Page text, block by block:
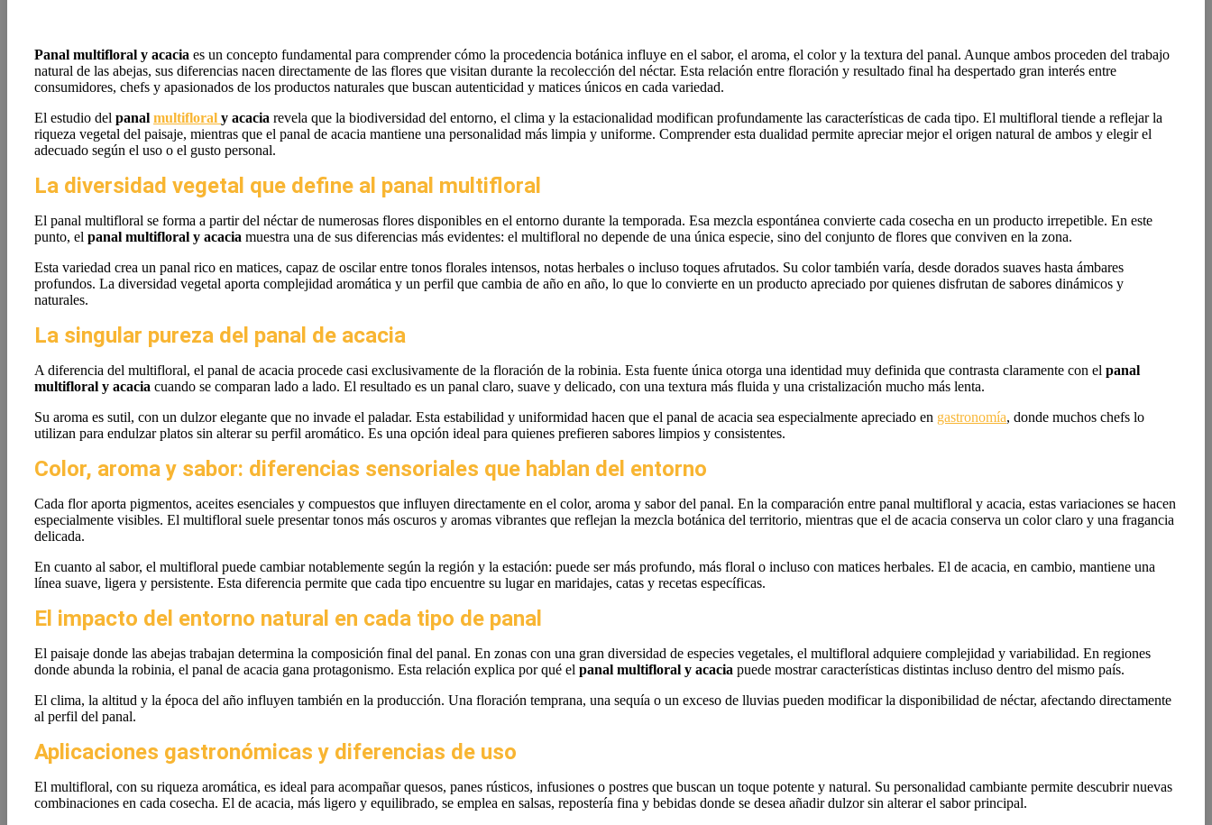
Panal multifloral y acacia es un concepto fundamental para comprender cómo la procedencia botánica influye en el sabor, el aroma, el color y la textura del panal. Aunque ambos proceden del trabajo
natural de las abejas, sus diferencias nacen directamente de las flores que visitan durante la recolección del néctar. Esta relación entre floración y resultado final ha despertado gran interés entre
consumidores, chefs y apasionados de los productos naturales que buscan autenticidad y matices únicos en cada variedad.
El estudio del panal multifloral y acacia revela que la biodiversidad del entorno, el clima y la estacionalidad modifican profundamente las características de cada tipo. El multifloral tiende a reflejar la
riqueza vegetal del paisaje, mientras que el panal de acacia mantiene una personalidad más limpia y uniforme. Comprender esta dualidad permite apreciar mejor el origen natural de ambos y elegir el
adecuado según el uso o el gusto personal.
La diversidad vegetal que define al panal multifloral
El panal multifloral se forma a partir del néctar de numerosas flores disponibles en el entorno durante la temporada. Esa mezcla espontánea convierte cada cosecha en un producto irrepetible. En este
punto, el panal multifloral y acacia muestra una de sus diferencias más evidentes: el multifloral no depende de una única especie, sino del conjunto de flores que conviven en la zona.
Esta variedad crea un panal rico en matices, capaz de oscilar entre tonos florales intensos, notas herbales o incluso toques afrutados. Su color también varía, desde dorados suaves hasta ámbares
profundos. La diversidad vegetal aporta complejidad aromática y un perfil que cambia de año en año, lo que lo convierte en un producto apreciado por quienes disfrutan de sabores dinámicos y
naturales.
La singular pureza del panal de acacia
A diferencia del multifloral, el panal de acacia procede casi exclusivamente de la floración de la robinia. Esta fuente única otorga una identidad muy definida que contrasta claramente con el panal
multifloral y acacia cuando se comparan lado a lado. El resultado es un panal claro, suave y delicado, con una textura más fluida y una cristalización mucho más lenta.
Su aroma es sutil, con un dulzor elegante que no invade el paladar. Esta estabilidad y uniformidad hacen que el panal de acacia sea especialmente apreciado en gastronomía, donde muchos chefs lo
utilizan para endulzar platos sin alterar su perfil aromático. Es una opción ideal para quienes prefieren sabores limpios y consistentes.
Color, aroma y sabor: diferencias sensoriales que hablan del entorno
Cada flor aporta pigmentos, aceites esenciales y compuestos que influyen directamente en el color, aroma y sabor del panal. En la comparación entre panal multifloral y acacia, estas variaciones se hacen
especialmente visibles. El multifloral suele presentar tonos más oscuros y aromas vibrantes que reflejan la mezcla botánica del territorio, mientras que el de acacia conserva un color claro y una fragancia
delicada.
En cuanto al sabor, el multifloral puede cambiar notablemente según la región y la estación: puede ser más profundo, más floral o incluso con matices herbales. El de acacia, en cambio, mantiene una
línea suave, ligera y persistente. Esta diferencia permite que cada tipo encuentre su lugar en maridajes, catas y recetas específicas.
El impacto del entorno natural en cada tipo de panal
El paisaje donde las abejas trabajan determina la composición final del panal. En zonas con una gran diversidad de especies vegetales, el multifloral adquiere complejidad y variabilidad. En regiones
donde abunda la robinia, el panal de acacia gana protagonismo. Esta relación explica por qué el panal multifloral y acacia puede mostrar características distintas incluso dentro del mismo país.
El clima, la altitud y la época del año influyen también en la producción. Una floración temprana, una sequía o un exceso de lluvias pueden modificar la disponibilidad de néctar, afectando directamente
al perfil del panal.
Aplicaciones gastronómicas y diferencias de uso
El multifloral, con su riqueza aromática, es ideal para acompañar quesos, panes rústicos, infusiones o postres que buscan un toque potente y natural. Su personalidad cambiante permite descubrir nuevas
combinaciones en cada cosecha. El de acacia, más ligero y equilibrado, se emplea en salsas, repostería fina y bebidas donde se desea añadir dulzor sin alterar el sabor principal.